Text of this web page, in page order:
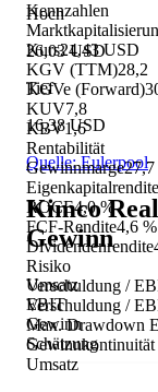
Kennzahlen
Kurs24,43 USD
KGV (TTM)28,2
KGVe (Forward)
KUV7,8
KBV1,6
Rentabilität
Gewinnmarge27,7
Eigenkapitalrendite
ROCE4,0 %
FCF-Rendite4,6 %
Dividendenrendite
Risiko
Verschuldung /
Verschuldung /
Max. Drawdown
Gewinnkontinuität
Umsatz
Hoch
26,03 USD
Tief
16,38 USD
Quelle: Eulerpool
Kimco
Gewinn
Umsatz
EBIT
Gewinn
Schätzung